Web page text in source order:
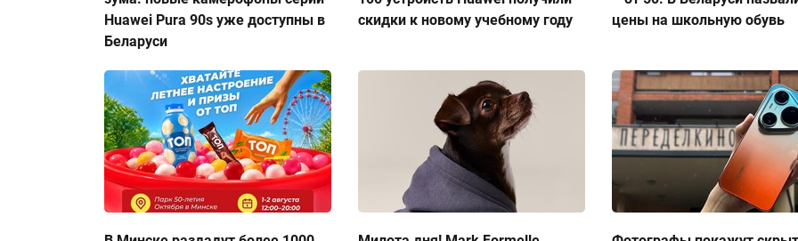
Huawei Pura 90s уже доступны в
Беларуси
скидки к новому учебному году
цены на школьную обувь